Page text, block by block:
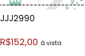
JJJ2990
R$152,00 á vista